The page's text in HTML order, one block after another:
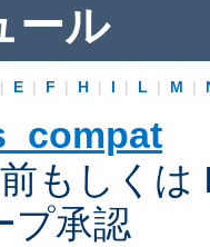
ール
| E | F | H | I | L | M |
もしくは
プ承認